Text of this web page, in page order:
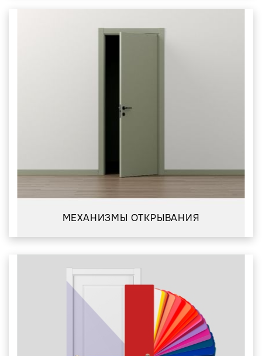
МЕХАНИЗМЫ ОТКРЫВАНИЯ